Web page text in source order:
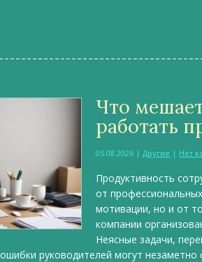
Что
работать
05.08.2026 | Другие | Нет
Продуктивность
от
мотивации, но и от
компании
Неясные задачи,
руководителей могут